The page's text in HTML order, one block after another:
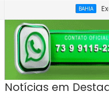
Exame
Notícias em